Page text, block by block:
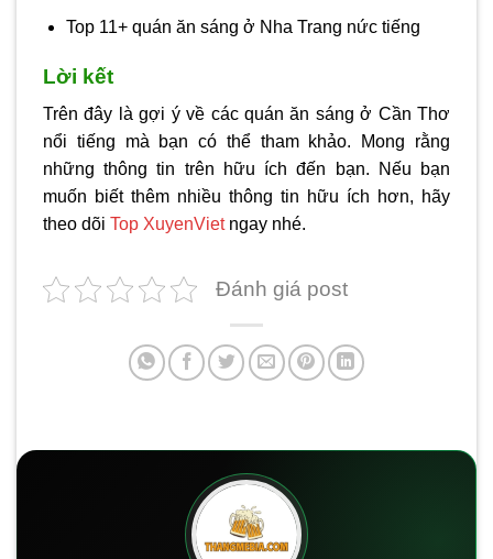
Top 11+ quán ăn sáng ở Nha Trang nức tiếng
Lời kết
Trên đây là gợi ý về các quán ăn sáng ở Cần Thơ
nổi tiếng mà bạn có thể tham khảo. Mong rằng
những thông tin trên hữu ích đến bạn. Nếu bạn
muốn biết thêm nhiều thông tin hữu ích hơn, hãy
theo dõi Top XuyenViet ngay nhé.
Đánh giá post